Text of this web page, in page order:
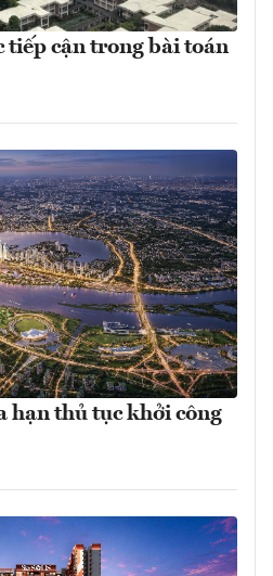
cận trong bài toán
hạn thủ tục khởi công